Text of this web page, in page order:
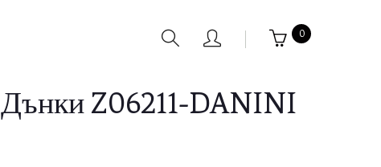
0
Дънки Z06211-DANINI